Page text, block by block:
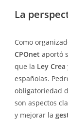
La
Como
CPOnet aportó
que la Ley Crea
españolas.
obligatoriedad
son aspectos
y mejorar la